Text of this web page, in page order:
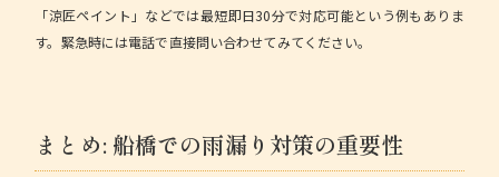
「涼匠ペイント」などでは最短即日30分で対応可能という例もありま
す。緊急時には電話で直接問い合わせてみてください。
まとめ: 船橋での雨漏り対策の重要性